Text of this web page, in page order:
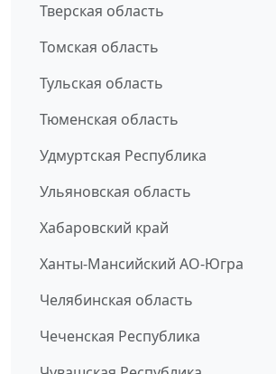
Тверская область
Томская область
Тульская область
Тюменская область
Удмуртская Республика
Ульяновская область
Хабаровский край
Ханты-Мансийский АО-Югра
Челябинская область
Чеченская Республика